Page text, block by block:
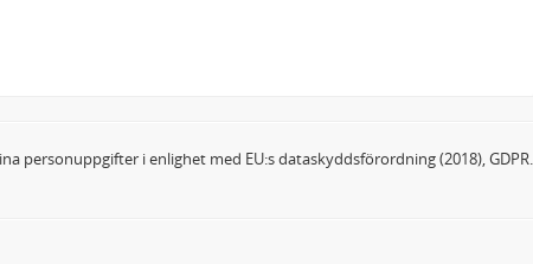
personuppgifter i enlighet med EU:s dataskyddsförordning (2018), GDPR.